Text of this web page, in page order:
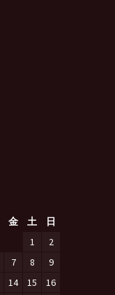
金 土
日
1
2
7 8
9
14 15
16